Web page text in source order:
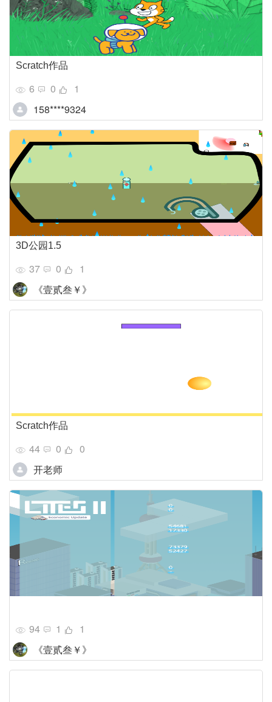
Scratch作品
6 0
1
158****9324
3D公园1.5
37 0
1
《壹贰叁￥》
Scratch作品
44 0
0
开老师
94 1
1
《壹贰叁￥》